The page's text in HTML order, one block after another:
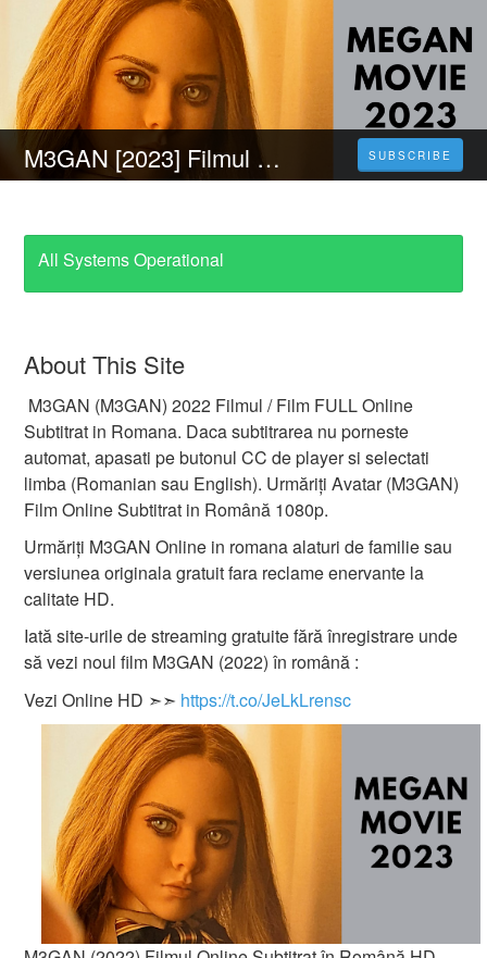
M3GAN [2023] Filmul Online Subtitrat În Română HD SUBSCRIBE
All Systems Operational
About This Site
M3GAN (M3GAN) 2022 Filmul / Film FULL Online
Subtitrat in Romana. Daca subtitrarea nu porneste
automat, apasati pe butonul CC de player si selectati
limba (Romanian sau English). Urmăriți Avatar (M3GAN)
Film Online Subtitrat in Română 1080p.
Urmăriți M3GAN Online in romana alaturi de familie sau
versiunea originala gratuit fara reclame enervante la
calitate HD.
Iată site-urile de streaming gratuite fără înregistrare unde
să vezi noul film M3GAN (2022) în română :
Vezi Online HD ➣➣ https://t.co/JeLkLrensc